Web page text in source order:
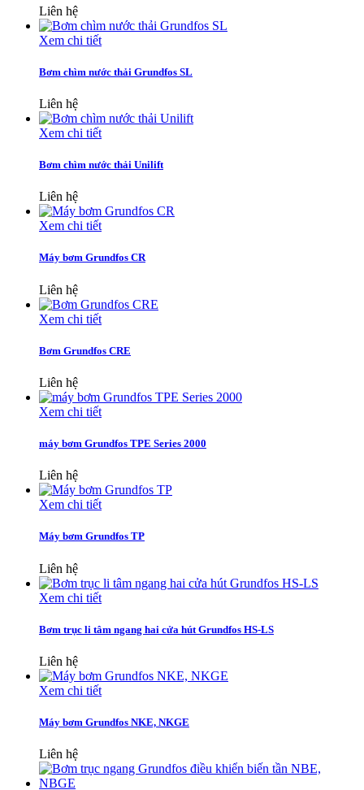
Liên hệ
Xem chi tiết
Bơm chìm nước thải Grundfos SL
Liên hệ
Xem chi tiết
Bơm chìm nước thải Unilift
Liên hệ
Xem chi tiết
Máy bơm Grundfos CR
Liên hệ
Xem chi tiết
Bơm Grundfos CRE
Liên hệ
Xem chi tiết
máy bơm Grundfos TPE Series 2000
Liên hệ
Xem chi tiết
Máy bơm Grundfos TP
Liên hệ
Xem chi tiết
Bơm trục li tâm ngang hai cửa hút Grundfos HS-LS
Liên hệ
Xem chi tiết
Máy bơm Grundfos NKE, NKGE
Liên hệ